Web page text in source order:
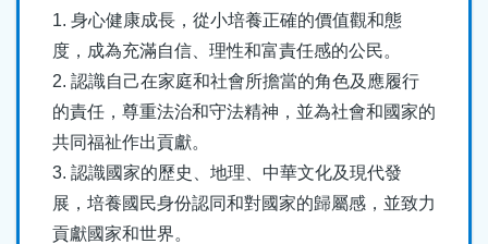
1. 身心健康成長，從小培養正確的價值觀和態
度，成為充滿自信、理性和富責任感的公民。
2. 認識自己在家庭和社會所擔當的角色及應履行
的責任，尊重法治和守法精神，並為社會和國家的
共同福祉作出貢獻。
3. 認識國家的歷史、地理、中華文化及現代發
展，培養國民身份認同和對國家的歸屬感，並致力
貢獻國家和世界。